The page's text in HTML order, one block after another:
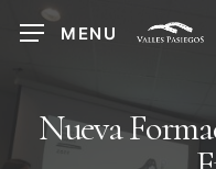
MENU
Nueva